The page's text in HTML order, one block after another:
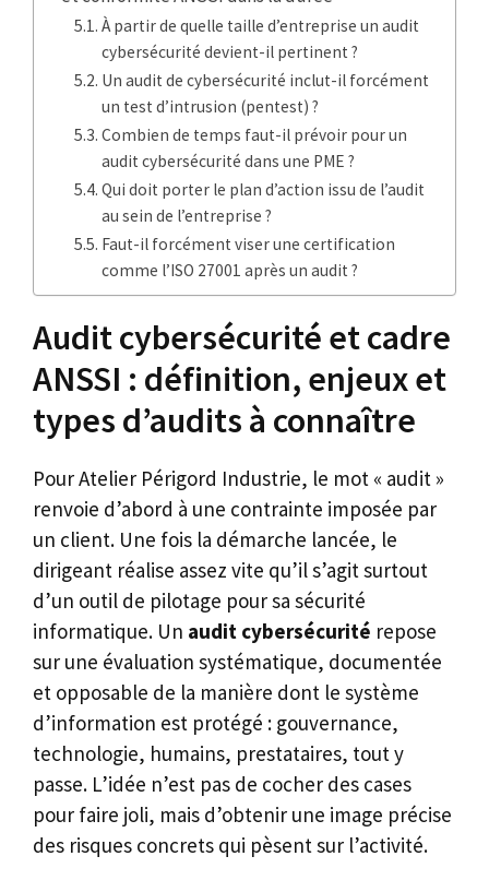
À partir de quelle taille d’entreprise un audit
cybersécurité devient-il pertinent ?
Un audit de cybersécurité inclut-il forcément
un test d’intrusion (pentest) ?
Combien de temps faut-il prévoir pour un
audit cybersécurité dans une PME ?
Qui doit porter le plan d’action issu de l’audit
au sein de l’entreprise ?
Faut-il forcément viser une certification
comme l’ISO 27001 après un audit ?
Audit cybersécurité et cadre
ANSSI : définition, enjeux et
types d’audits à connaître
Pour Atelier Périgord Industrie, le mot « audit »
renvoie d’abord à une contrainte imposée par
un client. Une fois la démarche lancée, le
dirigeant réalise assez vite qu’il s’agit surtout
d’un outil de pilotage pour sa sécurité
informatique. Un audit cybersécurité repose
sur une évaluation systématique, documentée
et opposable de la manière dont le système
d’information est protégé : gouvernance,
technologie, humains, prestataires, tout y
passe. L’idée n’est pas de cocher des cases
pour faire joli, mais d’obtenir une image précise
des risques concrets qui pèsent sur l’activité.